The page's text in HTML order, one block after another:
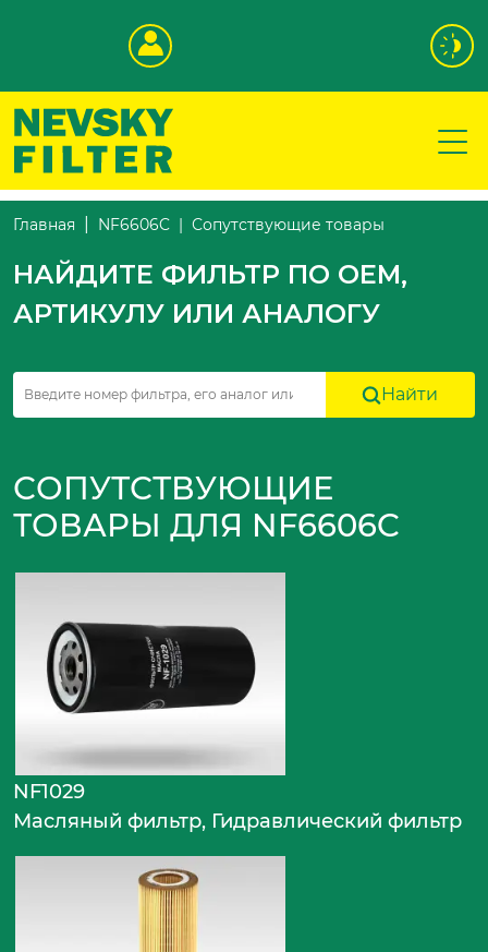
Главная NF6606C Сопутствующие товары
НАЙДИТЕ ФИЛЬТР ПО OEM,
АРТИКУЛУ ИЛИ АНАЛОГУ
Найти
СОПУТСТВУЮЩИЕ
ТОВАРЫ ДЛЯ NF6606C
NF1029
Масляный фильтр, Гидравлический фильтр